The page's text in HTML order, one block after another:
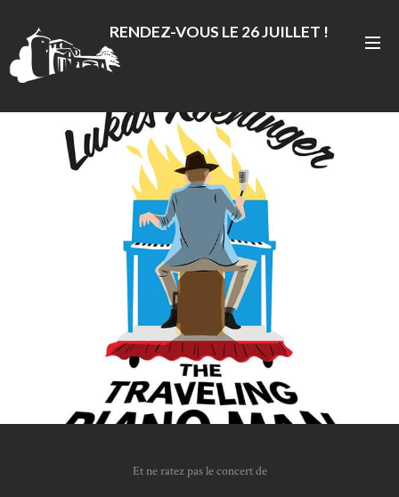
RENDEZ-VOUS LE 26 JUILLET !
Et ne ratez pas le concert de